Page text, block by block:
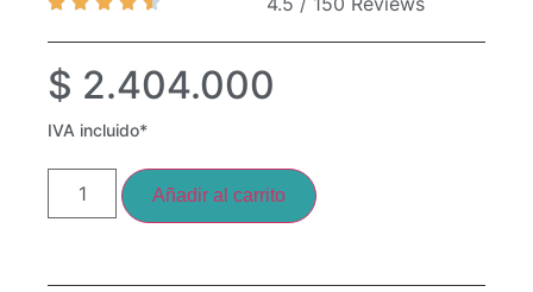
$ 2.404.000
IVA incluido*
Añadir al carrito